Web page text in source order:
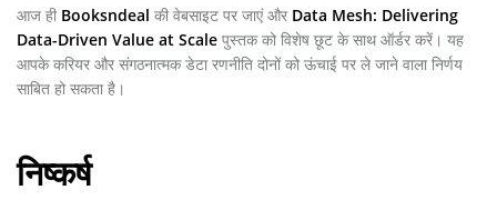
आज ही Booksndeal की वेबसाइट पर जाएं और Data Mesh: Delivering
Data-Driven Value at Scale पुस्तक को विशेष छूट के साथ ऑर्डर करें। यह
आपके करियर और संगठनात्मक डेटा रणनीति दोनों को ऊंचाई पर ले जाने वाला निर्णय
साबित हो सकता है।
निष्कर्ष